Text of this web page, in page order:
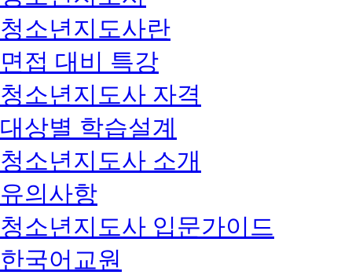
청소년지도사란
면접 대비 특강
청소년지도사 자격
대상별 학습설계
청소년지도사 소개
유의사항
청소년지도사 입문가이드
한국어교원